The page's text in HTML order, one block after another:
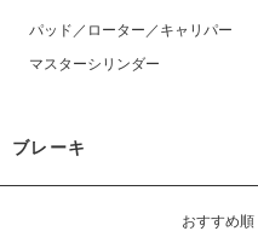
パッド／ローター／キャリパー
マスターシリンダー
ブレーキ
おすすめ順